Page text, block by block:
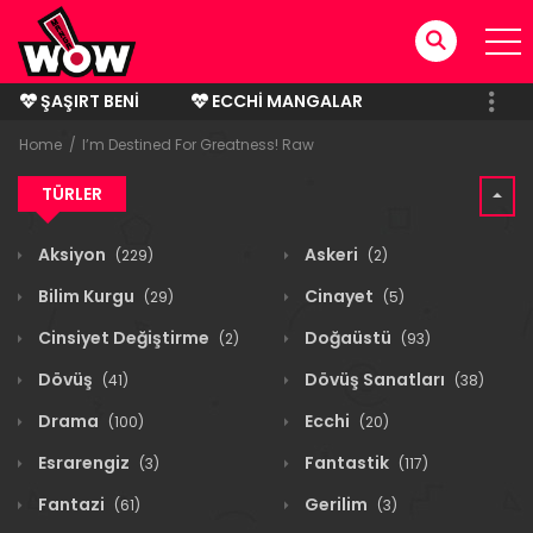
ŞAŞIRT BENI
ECCHI MANGALAR
BITMIŞ MANGALAR
Home I’m Destined For Greatness! Raw
TÜRLER
Aksiyon (229) Askeri (2)
Bilim Kurgu (29) Cinayet (5)
Cinsiyet Değiştirme (2) Doğaüstü (93)
Dövüş (41) Dövüş Sanatları (38)
Drama (100) Ecchi (20)
Esrarengiz (3) Fantastik (117)
Fantazi (61) Gerilim (3)